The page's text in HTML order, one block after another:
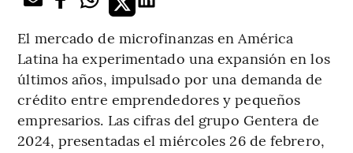
El mercado de microfinanzas en América
Latina ha experimentado una expansión en los
últimos años, impulsado por una demanda de
crédito entre emprendedores y pequeños
empresarios. Las cifras del grupo Gentera de
2024, presentadas el miércoles 26 de febrero,